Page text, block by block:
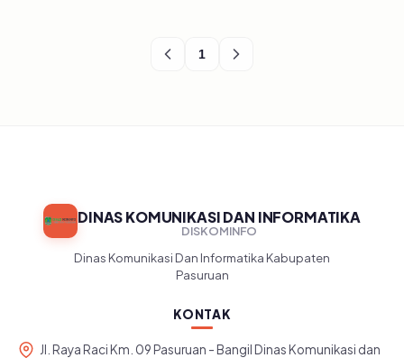
1
DINAS KOMUNIKASI DAN INFORMATIKA
DISKOMINFO
Dinas Komunikasi Dan Informatika Kabupaten
Pasuruan
KONTAK
Jl. Raya Raci Km. 09 Pasuruan - Bangil Dinas Komunikasi dan